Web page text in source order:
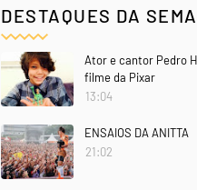
DESTAQUES DA
Ator e cantor Pedro
filme da Pixar
13:04
ENSAIOS DA ANITTA
21:02